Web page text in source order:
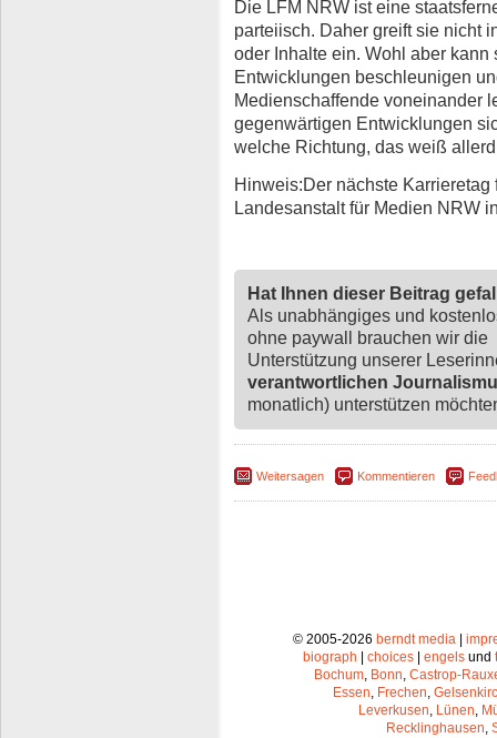
Die LFM NRW ist eine
parteiisch. Daher greift sie nicht
oder Inhalte ein. Wohl aber
Entwicklungen beschleunigen
Medienschaffende voneinander
gegenwärtigen Entwicklungen
welche Richtung, das weiß
Hinweis:Der nächste
Landesanstalt für Medien NRW
Hat Ihnen dieser Beitrag
Als unabhängiges und
ohne paywall brauchen wir die
Unterstützung unserer
verantwortlichen
monatlich) unterstützen
Weitersagen Kommentieren
© 2005-2026 berndt media|
biograph
choices engels und
Bochum, Bonn, Castrop-
Essen, Frechen,
Leverkusen, Lünen,
Recklinghausen,